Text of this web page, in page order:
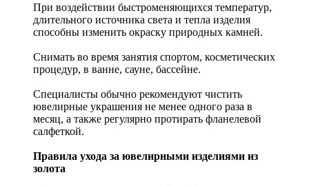
При воздействии быстроменяющихся температур,
длительного источника света и тепла изделия
способны изменить окраску природных камней.
Снимать во время занятия спортом, косметических
процедур, в ванне, сауне, бассейне.
Специалисты обычно рекомендуют чистить
ювелирные украшения не менее одного раза в
месяц, а также регулярно протирать фланелевой
салфеткой.
Правила ухода за ювелирными изделиями из
золота